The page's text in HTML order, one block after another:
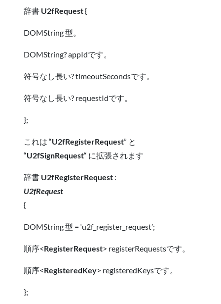
辞書 U2fRequest{
DOMString 型。
DOMString? appIdです。
符号なし長い? timeoutSecondsです。
符号なし長い? requestIdです。
};
これは “U2fRegisterRequest” と
“U2fSignRequest“ に拡張されます
辞書 U2fRegisterRequest :
U2fRequest
{
DOMString 型 = ‘u2f_register_request’;
順序<RegisterRequest> registerRequestsです。
順序<RegisteredKey> registeredKeysです。
};